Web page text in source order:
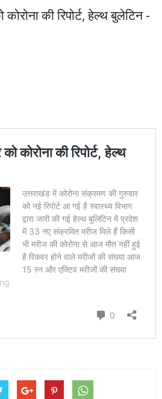
की रिपोर्ट, हेल्थ बुलेटिन -